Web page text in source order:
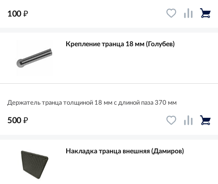
100 ₽
Крепление транца 18 мм (Голубев)
Держатель транца толщиной 18 мм с длиной паза 370 мм
500 ₽
Накладка транца внешняя (Дамиров)